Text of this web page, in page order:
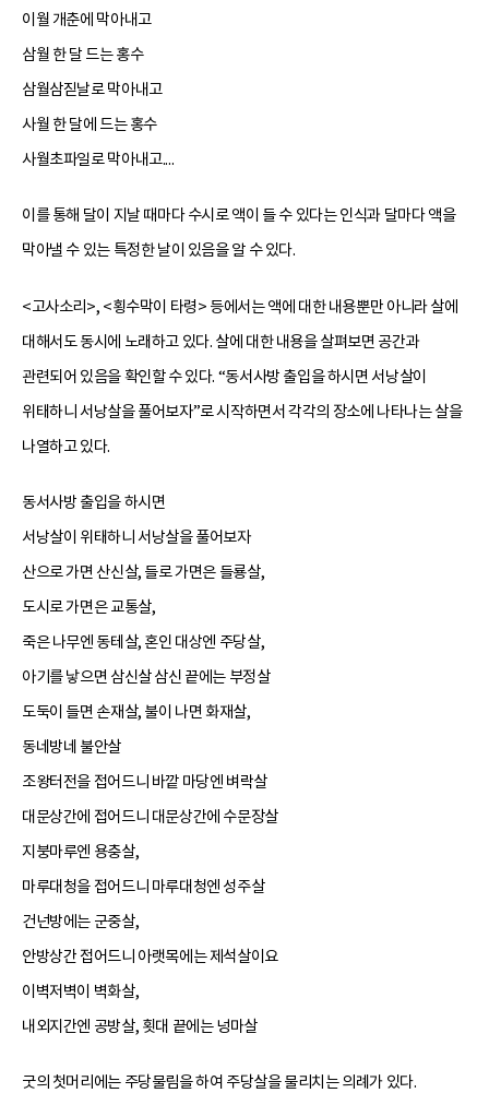
이월 개춘에 막아내고
삼월 한 달 드는 홍수
삼월삼짇날로 막아내고
사월 한 달에 드는 홍수
사월초파일로 막아내고....
이를 통해 달이 지날 때마다 수시로 액이 들 수 있다는 인식과 달마다 액을
막아낼 수 있는 특정한 날이 있음을 알 수 있다.
<고사소리>, <횡수막이 타령> 등에서는 액에 대한 내용뿐만 아니라 살에
대해서도 동시에 노래하고 있다. 살에 대한 내용을 살펴보면 공간과
관련되어 있음을 확인할 수 있다. “동서사방 출입을 하시면 서낭살이
위태하니 서낭살을 풀어보자”로 시작하면서 각각의 장소에 나타나는 살을
나열하고 있다.
동서사방 출입을 하시면
서낭살이 위태하니 서낭살을 풀어보자
산으로 가면 산신살, 들로 가면은 들룡살,
도시로 가면은 교통살,
죽은 나무엔 동테살, 혼인 대상엔 주당살,
아기를 낳으면 삼신살 삼신 끝에는 부정살
도둑이 들면 손재살, 불이 나면 화재살,
동네방네 불안살
조왕터전을 접어드니 바깥 마당엔 벼락살
대문상간에 접어드니 대문상간에 수문장살
지붕마루엔 용충살,
마루대청을 접어드니 마루대청엔 성주살
건넌방에는 군중살,
안방상간 접어드니 아랫목에는 제석살이요
이벽저벽이 벽화살,
내외지간엔 공방살, 횟대 끝에는 넝마살
굿의 첫머리에는 주당물림을 하여 주당살을 물리치는 의례가 있다.